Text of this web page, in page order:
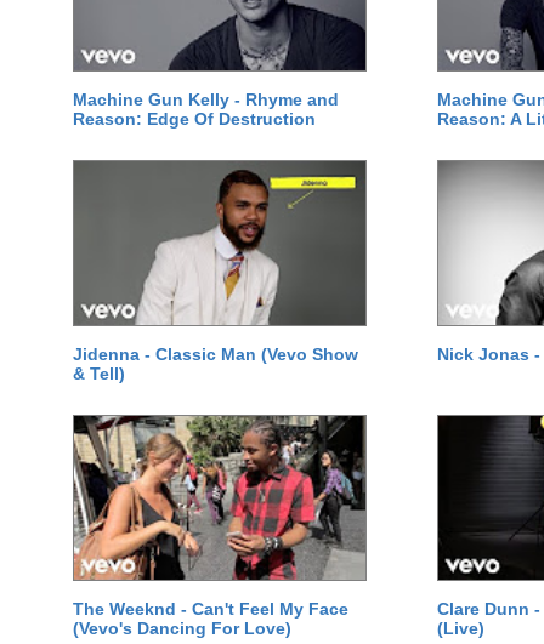
Machine Gun Kelly - Rhyme and
Reason: Edge Of Destruction
Machine
Reason: A
Jidenna - Classic Man (Vevo Show
& Tell)
Nick Jonas
The Weeknd - Can't Feel My Face
(Vevo's Dancing For Love)
Clare Dunn
(Live)